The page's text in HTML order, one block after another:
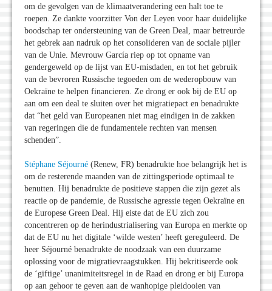
om de gevolgen van de klimaatverandering een halt toe te
roepen. Ze dankte voorzitter Von der Leyen voor haar duidelijke
boodschap ter ondersteuning van de Green Deal, maar betreurde
het gebrek aan nadruk op het consolideren van de sociale pijler
van de Unie. Mevrouw García riep op tot opname van
gendergeweld op de lijst van EU-misdaden, en tot het gebruik
van de bevroren Russische tegoeden om de wederopbouw van
Oekraïne te helpen financieren. Ze drong er ook bij de EU op
aan om een deal te sluiten over het migratiepact en benadrukte
dat “het geld van Europeanen niet mag eindigen in de zakken
van regeringen die de fundamentele rechten van mensen
schenden”.
Stéphane Séjourné (Renew, FR) benadrukte hoe belangrijk het is
om de resterende maanden van de zittingsperiode optimaal te
benutten. Hij benadrukte de positieve stappen die zijn gezet als
reactie op de pandemie, de Russische agressie tegen Oekraïne en
de Europese Green Deal. Hij eiste dat de EU zich zou
concentreren op de herindustrialisering van Europa en merkte op
dat de EU nu het digitale ‘wilde westen’ heeft gereguleerd. De
heer Séjourné benadrukte de noodzaak van een duurzame
oplossing voor de migratievraagstukken. Hij bekritiseerde ook
de ‘giftige’ unanimiteitsregel in de Raad en drong er bij Europa
op aan gehoor te geven aan de wanhopige pleidooien van